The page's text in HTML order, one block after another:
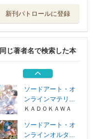
新刊パトロールに登録
同じ著者名で検索した本
ソードアート・オ
ＫＡＤＯＫＡＷＡ
ソードアート・オ
ンラインユナイ...
ＫＡＤＯＫＡＷＡ
ソードアート・オ
ンラインマテリ...
ＫＡＤＯＫＡＷＡ
ソードアート・オ
ンラインオルタ...